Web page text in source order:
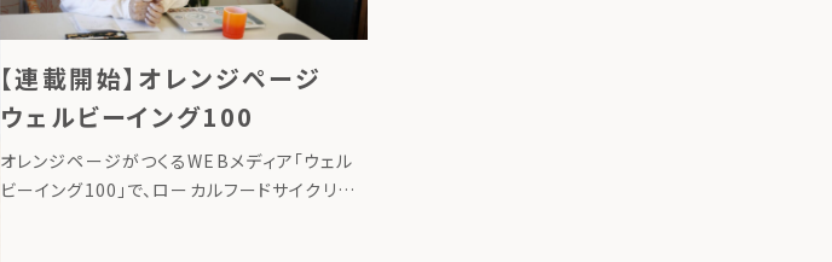
【連載開始】オレンジページ
ウェルビーイング100
オレンジページがつくるWEBメディア「ウェル
ビーイング100」で、ローカルフードサイクリン